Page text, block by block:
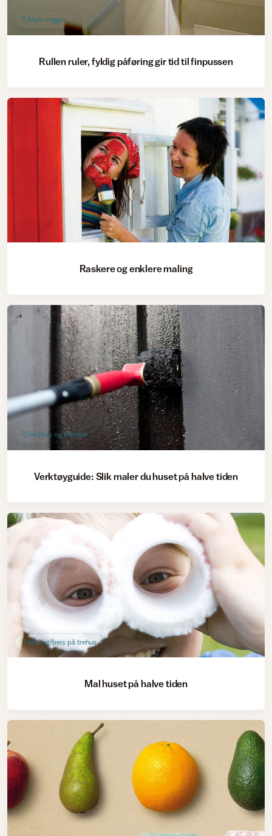
Male vegger
Rullen ruler, fyldig påføring gir tid til finpussen
Raskere og enklere maling
Verktøy og tilbehør
Verktøyguide: Slik maler du huset på halve tiden
Maling/beis på trehus
Mal huset på halve tiden